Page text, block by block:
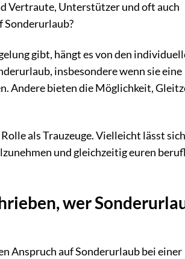
Vertraute, Unterstützer und oft auch
Sonderurlaub?
gibt, hängt es von den
insbesondere wenn sie eine
Andere bieten die Möglichkeit,
als Trauzeuge. Vielleicht lässt
und gleichzeitig euren
wer
Anspruch auf Sonderurlaub bei einer